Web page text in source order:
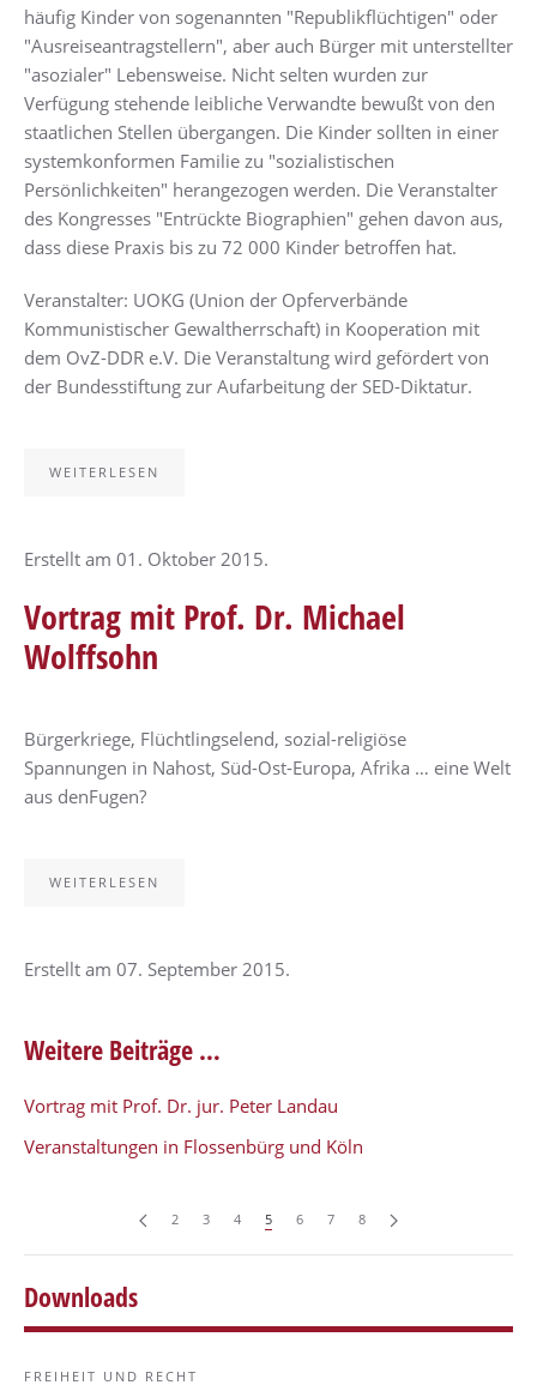
häufig Kinder von sogenannten "Republikflüchtigen" oder
"Ausreiseantragstellern", aber auch Bürger mit unterstellter
"asozialer" Lebensweise. Nicht selten wurden zur
Verfügung stehende leibliche Verwandte bewußt von den
staatlichen Stellen übergangen. Die Kinder sollten in einer
systemkonformen Familie zu "sozialistischen
Persönlichkeiten" herangezogen werden. Die Veranstalter
des Kongresses "Entrückte Biographien" gehen davon aus,
dass diese Praxis bis zu 72 000 Kinder betroffen hat.
Veranstalter: UOKG (Union der Opferverbände
Kommunistischer Gewaltherrschaft) in Kooperation mit
dem OvZ-DDR e.V. Die Veranstaltung wird gefördert von
der Bundesstiftung zur Aufarbeitung der SED-Diktatur.
WEITERLESEN
Erstellt am 01. Oktober 2015.
Vortrag mit Prof. Dr. Michael
Wolffsohn
Bürgerkriege, Flüchtlingselend, sozial-religiöse
Spannungen in Nahost, Süd-Ost-Europa, Afrika … eine Welt
aus denFugen?
WEITERLESEN
Erstellt am 07. September 2015.
Weitere Beiträge …
Vortrag mit Prof. Dr. jur. Peter Landau
Veranstaltungen in Flossenbürg und Köln
2 3 4 5 6 7 8
Downloads
FREIHEIT UND RECHT